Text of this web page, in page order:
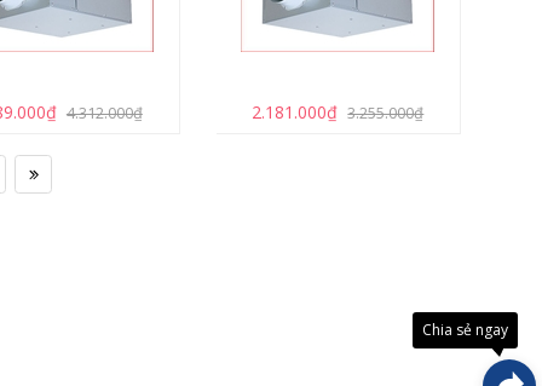
4.312.000₫ 2.181.000₫ 3.255.000₫
trải
phát
triển
Chia sẻ ngay